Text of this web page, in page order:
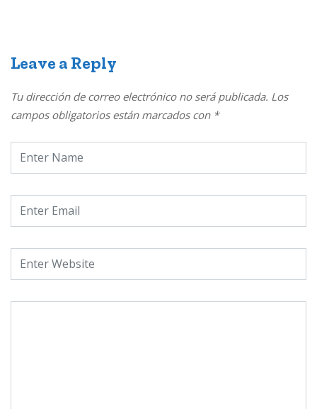
Leave a Reply
Tu dirección de correo electrónico no será publicada. Los
campos obligatorios están marcados con *